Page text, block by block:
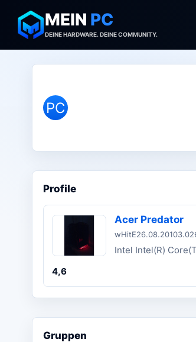
MEIN PC
DEINE HARDWARE. DEINE COMMUNITY.
PC
Profile
Acer Predator
wHitE26.08.2010
Intel Intel(R)
4,6
Gruppen